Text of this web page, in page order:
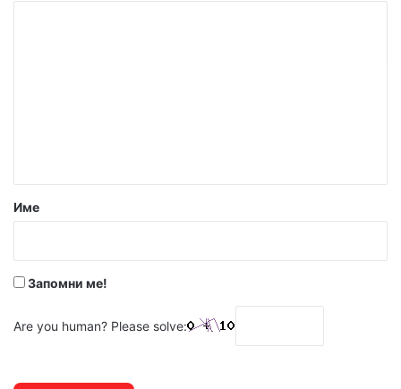
р
Име
Запомни ме!
Are you human? Please solve: